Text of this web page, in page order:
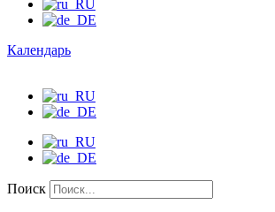
Календарь
Поиск